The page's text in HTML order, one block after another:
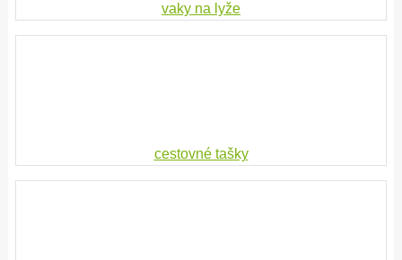
vaky na lyže
cestovné tašky